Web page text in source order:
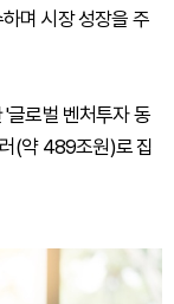
며 시장 성장을 주
글로벌 벤처투자 동
(약 489조원)로 집